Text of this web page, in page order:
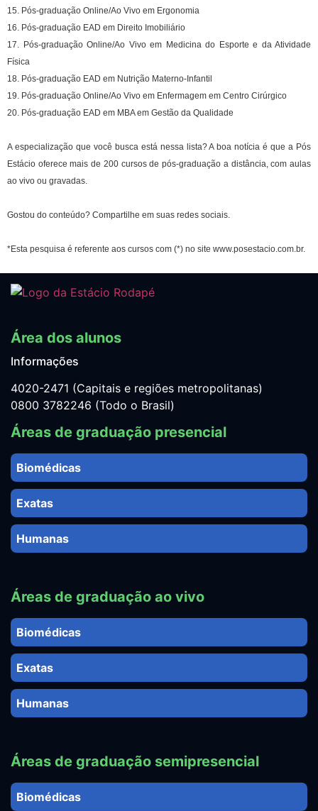
15. Pós-graduação Online/Ao Vivo em Ergonomia
16. Pós-graduação EAD em Direito Imobiliário
17. Pós-graduação Online/Ao Vivo em Medicina do Esporte e da Atividade
Física
18. Pós-graduação EAD em Nutrição Materno-Infantil
19. Pós-graduação Online/Ao Vivo em Enfermagem em Centro Cirúrgico
20. Pós-graduação EAD em MBA em Gestão da Qualidade
A especialização que você busca está nessa lista? A boa notícia é que a Pós
Estácio oferece mais de 200 cursos de pós-graduação a distância, com aulas
ao vivo ou gravadas.
Gostou do conteúdo? Compartilhe em suas redes sociais.
*Esta pesquisa é referente aos cursos com (*) no site www.posestacio.com.br.
Área dos alunos
Informações
4020-2471 (Capitais e regiões metropolitanas)
0800 3782246 (Todo o Brasil)
Áreas de graduação presencial
Biomédicas
Exatas
Humanas
Áreas de graduação ao vivo
Biomédicas
Exatas
Humanas
Áreas de graduação semipresencial
Biomédicas